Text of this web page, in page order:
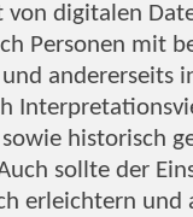
von digitalen
Personen mit
andererseits
historisch
sollte der
erleichtern und